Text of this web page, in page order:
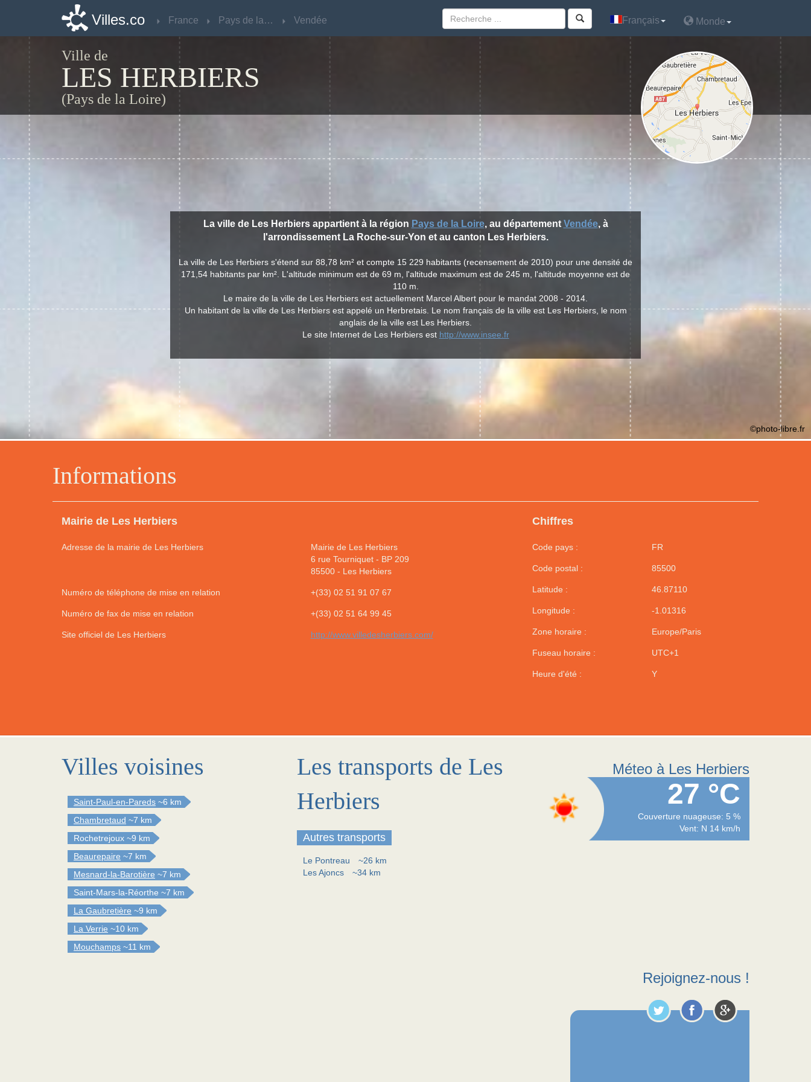
Villes.co France Pays de la Loire Vendée Français Monde
Ville de
LES HERBIERS
(Pays de la Loire)
Informations
Mairie de Les Herbiers
Adresse de la mairie de Les Herbiers
Mairie de Les Herbiers
6 rue Tourniquet - BP 209
85500- Les Herbiers
Numéro de téléphone de mise en relation +(33) 02 51 91 07 67
Numéro de fax de mise en relation +(33) 02 51 64 99 45
Site officiel de Les Herbiers http://www.villedesherbiers.com/
Chiffres
Code pays : FR
Code postal : 85500
Latitude : 46.87110
Longitude : -1.01316
Zone horaire : Europe/Paris
Fuseau horaire : UTC+1
Heure d'été : Y
La ville de Les Herbiers appartient à la région Pays de la Loire, au département Vendée, à
l'arrondissement La Roche-sur-Yon et au canton Les Herbiers.
La ville de Les Herbiers s'étend sur 88,78 km² et compte 15 229 habitants (recensement de 2010) pour une densité de
171,54 habitants par km². L'altitude minimum est de 69 m, l'altitude maximum est de 245 m, l'altitude moyenne est de
110 m.
Le maire de la ville de Les Herbiers est actuellement Marcel Albert pour le mandat 2008 - 2014.
Un habitant de la ville de Les Herbiers est appelé un Herbretais. Le nom français de la ville est Les Herbiers, le nom
anglais de la ville est Les Herbiers.
Le site Internet de Les Herbiers est http://www.insee.fr
©photo-libre.fr
Villes voisines
Saint-Paul-en-Pareds ~6 km
Chambretaud ~7 km
Rochetrejoux ~9 km
Beaurepaire ~7 km
Mesnard-la-Barotière ~7 km
Saint-Mars-la-Réorthe ~7 km
La Gaubretière ~9 km
La Verrie ~10 km
Mouchamps ~11 km
Les transports de Les
Herbiers
Autres transports
Le Pontreau
~26 km
Les Ajoncs
~34 km
Méteo à Les Herbiers
27 °C
Couverture nuageuse: 5 %
Vent: N 14 km/h
Rejoignez-nous !
Villes.co France Pays de la Loire Vendée Français Monde